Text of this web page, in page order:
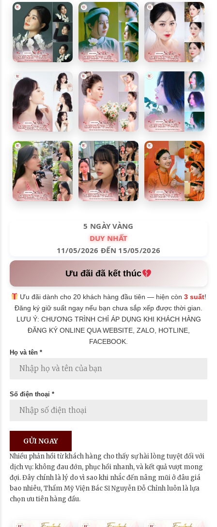
5 NGÀY VÀNG
DUY NHẤT
11/05/2026 ĐẾN 15/05/2026
Ưu đãi đã kết thúc
Ưu đãi dành cho 20 khách hàng đầu tiên — hiện còn3 suất!
Đăng ký giữ suất ngay nếu bạn chưa sắp xếp được thời gian.
LƯU Ý: CHƯƠNG TRÌNH CHỈ ÁP DỤNG KHI KHÁCH HÀNG
ĐĂNG KÝ ONLINE QUA WEBSITE, ZALO, HOTLINE,
FACEBOOK.
Họ và tên *
Số điện thoại *
Nhiều phản hồi từ khách hàng cho thấy sự hài lòng tuyệt đối với
dịch vụ: không đau đớn, phục hồi nhanh, và kết quả vượt mong
đợi. Đây chính là lý do vì sao khi nhắc đến nâng mũi ở đâu giá
bao nhiêu, Thẩm Mỹ Viện Bác Sĩ Nguyễn Đỗ Chỉnh luôn là lựa
chọn ưu tiên hàng đầu.